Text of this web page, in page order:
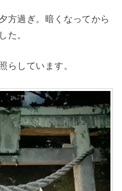
方過ぎ。暗くなってから
た。
らしています。